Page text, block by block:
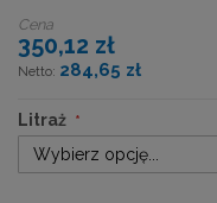
Cena
350,12 zł
284,65 zł
Litraż